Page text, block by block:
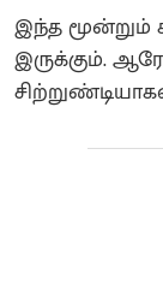
இந்த
இருக்கும்.